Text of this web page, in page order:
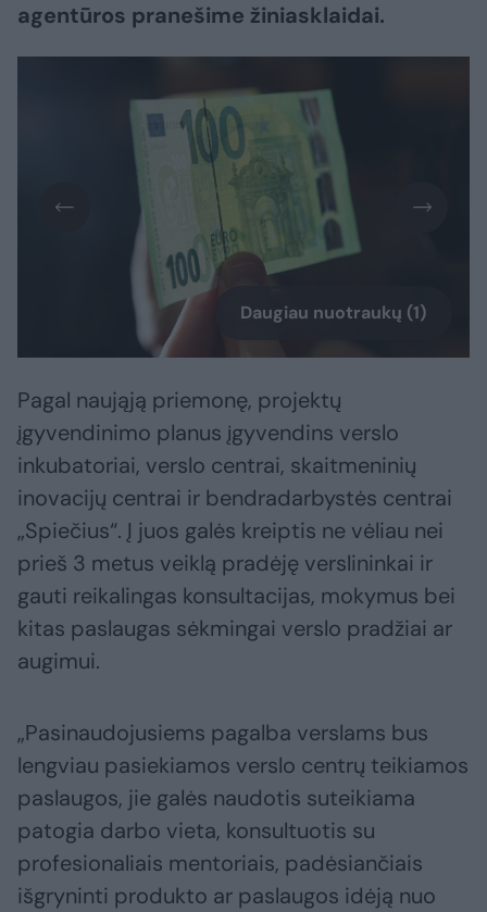
agentūros pranešime žiniasklaidai.
Daugiau nuotraukų (1)
Pagal naująją priemonę, projektų
įgyvendinimo planus įgyvendins verslo
inkubatoriai, verslo centrai, skaitmeninių
inovacijų centrai ir bendradarbystės centrai
„Spiečius“. Į juos galės kreiptis ne vėliau nei
prieš 3 metus veiklą pradėję verslininkai ir
gauti reikalingas konsultacijas, mokymus bei
kitas paslaugas sėkmingai verslo pradžiai ar
augimui.
„Pasinaudojusiems pagalba verslams bus
lengviau pasiekiamos verslo centrų teikiamos
paslaugos, jie galės naudotis suteikiama
patogia darbo vieta, konsultuotis su
profesionaliais mentoriais, padėsiančiais
išgryninti produkto ar paslaugos idėją nuo